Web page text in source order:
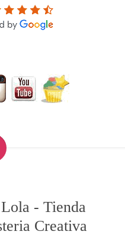
- Tienda
Creativa